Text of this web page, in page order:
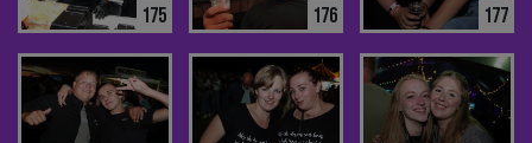
175 176 177